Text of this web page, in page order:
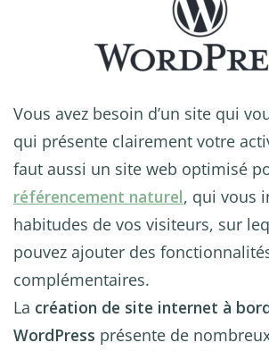
Vous avez besoin d’un site qui
qui présente clairement votre
faut aussi un site web optimisé
référencement naturel, qui vous
habitudes de vos visiteurs, sur
pouvez ajouter des
complémentaires.
La création de site internet à
WordPress présente de